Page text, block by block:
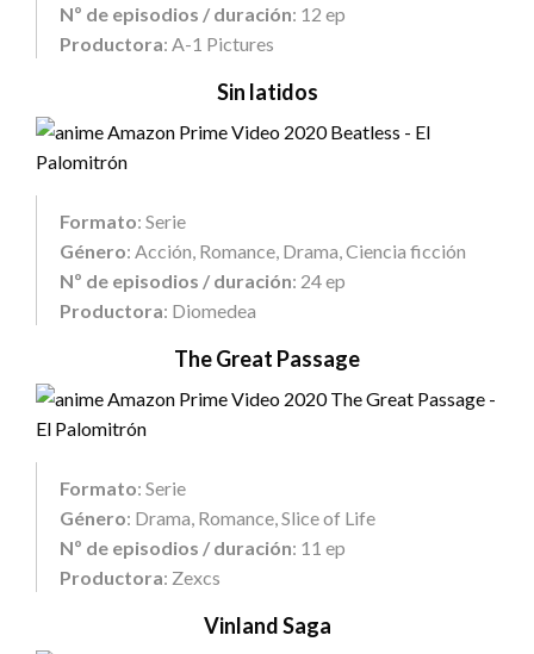
Nº de episodios / duración: 12 ep
Productora: A-1 Pictures
Sin latidos
Formato: Serie
Género: Acción, Romance, Drama, Ciencia ficción
Nº de episodios / duración: 24 ep
Productora: Diomedea
The Great Passage
Formato: Serie
Género: Drama, Romance, Slice of Life
Nº de episodios / duración: 11 ep
Productora: Zexcs
Vinland Saga